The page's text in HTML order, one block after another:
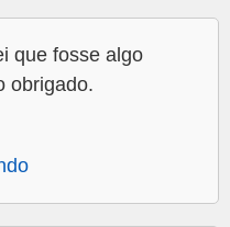
que fosse algo
obrigado.